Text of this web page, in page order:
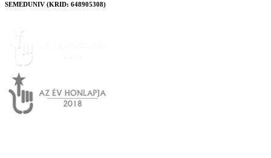
SEMEDUNIV (KRID: 648905308)